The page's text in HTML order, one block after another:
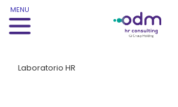
MENU
Laboratorio HR